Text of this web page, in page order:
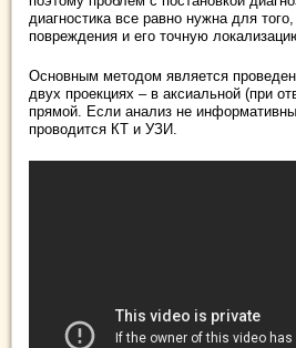
диагностика все равно нужна для
повреждения и его точную
Основным методом является
двух проекциях – в аксиальной (при
прямой. Если анализ не
проводится КТ и УЗИ.